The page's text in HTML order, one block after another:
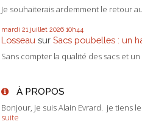
Je souhaiterais ardemment le retour
mardi 21 juillet 2026 10h44
Losseau sur Sacs poubelles : un
Sans compter la qualité des sacs et un
À PROPOS
Bonjour, Je suis Alain Evrard. je tiens
suite